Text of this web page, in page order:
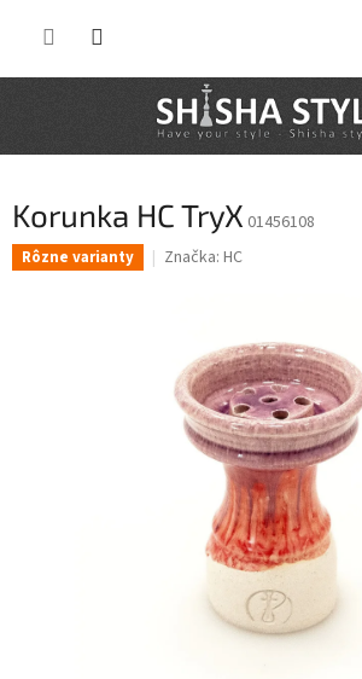
Korunka HC TryX 01456108
Rôzne varianty Značka: HC